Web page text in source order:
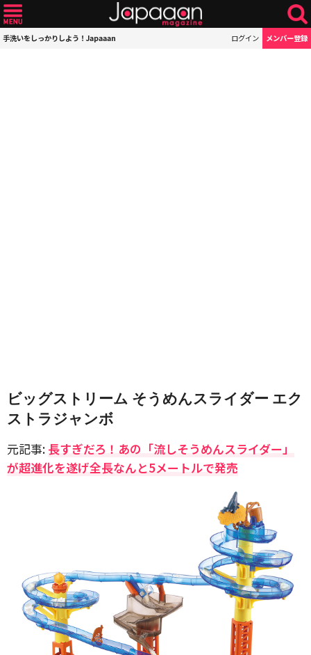
手洗いをしっかりしよう！Japaaan ログイン メンバー登録
ビッグストリーム そうめんスライダー エク
ストラジャンボ
元記事: 長すぎだろ！あの「流しそうめんスライダー」
が超進化を遂げ全長なんと5メートルで発売